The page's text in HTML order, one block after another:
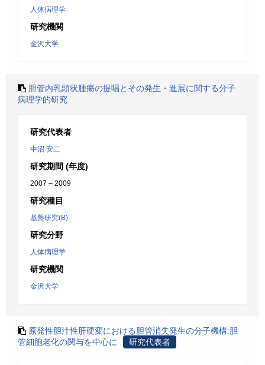
人体病理学
研究機関
金沢大学
胆管内乳頭状腫瘍の提唱とその発生・進展に関する分子
病理学的研究
研究代表者
中沼 安二
研究期間 (年度)
2007 – 2009
研究種目
基盤研究(B)
研究分野
人体病理学
研究機関
金沢大学
原発性胆汁性肝硬変における胆管消失発生の分子機構:胆
管細胞老化の関与を中心に
研究代表者